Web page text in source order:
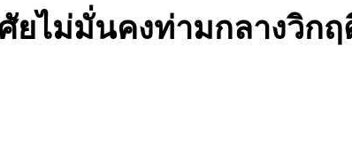
ยไม่มั่นคงท่ามกลางวิกฤ